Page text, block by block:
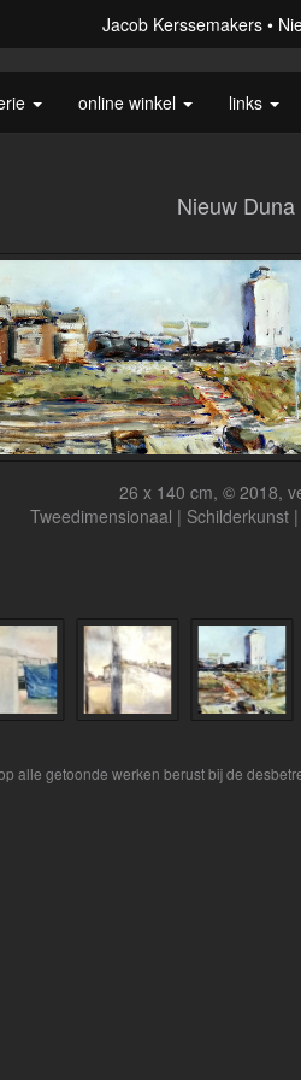
Jacob Kerssemakers
online winkel links
Nieuw Duna
26 x 140 cm, © 2018,
Tweedimensionaal | Schilderkunst
op alle getoonde werken berust bij de